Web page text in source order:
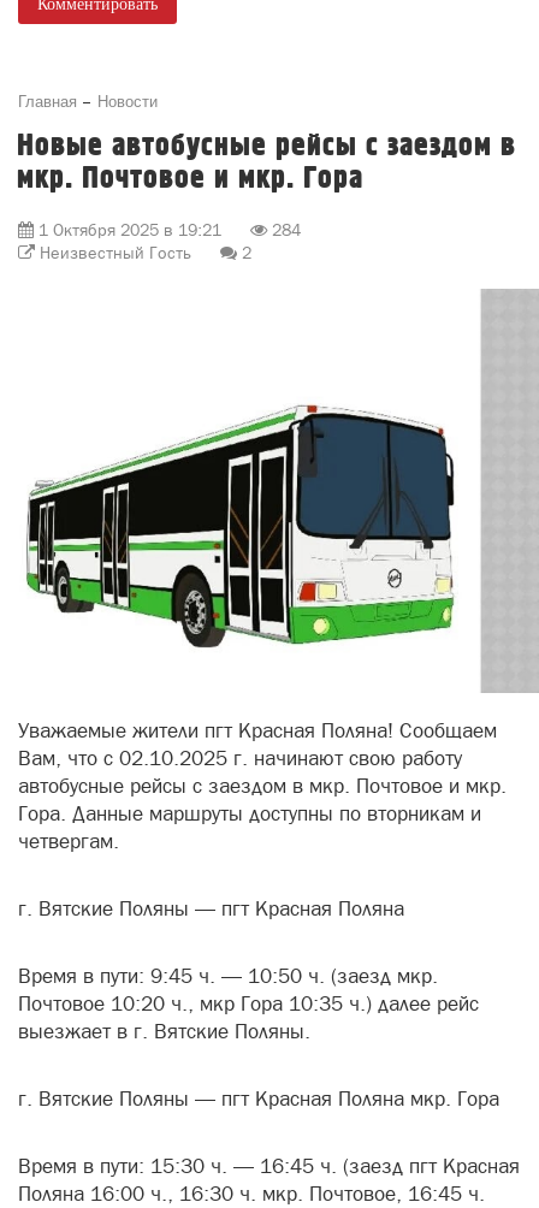
Комментировать
Главная Новости
Новые автобусные рейсы с заездом в
мкр. Почтовое и мкр. Гора
1 Октября 2025 в 19:21
284
Неизвестный Гость
2
Уважаемые жители пгт Красная Поляна! Сообщаем
Вам, что с 02.10.2025 г. начинают свою работу
автобусные рейсы с заездом в мкр. Почтовое и мкр.
Гора. Данные маршруты доступны по вторникам и
четвергам.
г. Вятские Поляны — пгт Красная Поляна
Время в пути: 9:45 ч. — 10:50 ч. (заезд мкр.
Почтовое 10:20 ч., мкр Гора 10:35 ч.) далее рейс
выезжает в г. Вятские Поляны.
г. Вятские Поляны — пгт Красная Поляна мкр. Гора
Время в пути: 15:30 ч. — 16:45 ч. (заезд пгт Красная
Поляна 16:00 ч., 16:30 ч. мкр. Почтовое, 16:45 ч.